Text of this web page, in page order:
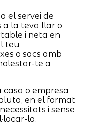
el servei de
a la teva llar o
i neta en
teu
o sacs amb
te a
o empresa
en el format
i sense
la.